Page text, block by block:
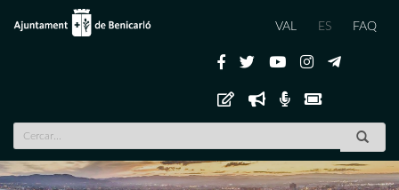
VAL ES FAQ